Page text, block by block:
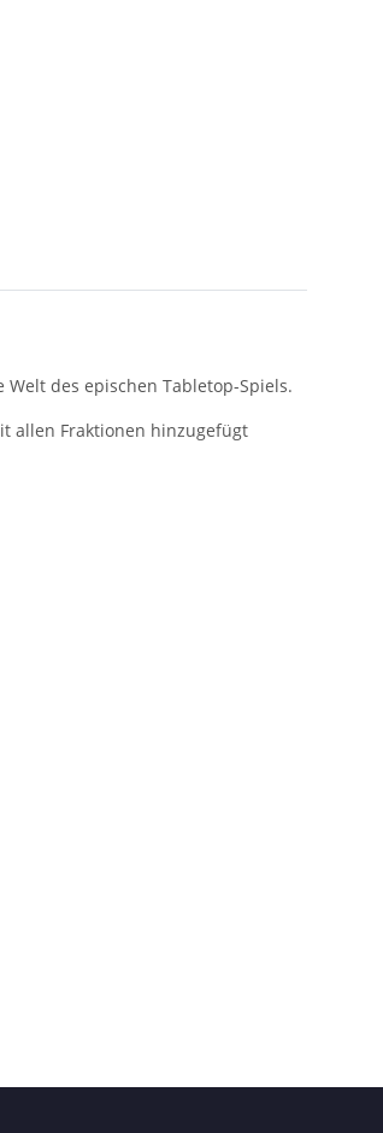
des epischen Tabletop-Spiels.
allen Fraktionen hinzugefügt